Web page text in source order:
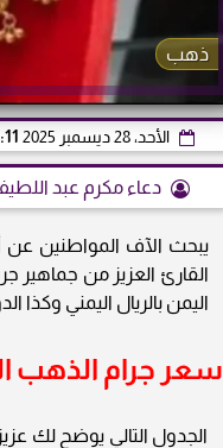
ذهب
الأحد، 28 ديسمبر 2025
دعاء مكرم عبد
يبحث الآف المواطنين عن
اليمن بالريال اليمني وكذا
سعر جرام الذهب
الجدول التالي يوضح لك